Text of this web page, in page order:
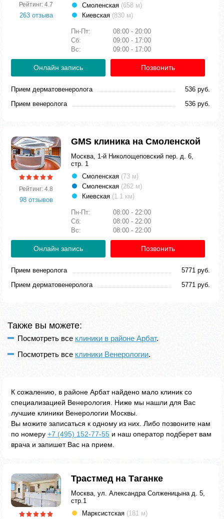
Рейтинг: 4.7
263 отзыва
Смоленская (658 м)
Киевская (830 м)
Пн-Пт:
08:00 - 20:00
Сб:
09:00 - 17:00
Вс:
09:00 - 17:00
Онлайн запись Позвонить
Прием дерматовенеролога
536 руб.
Прием венеролога
536 руб.
Рейтинг: 4.8
98 отзывов
GMS клиника на Смоленской
Москва, 1-й Николощеповский пер. д. 6,
стр. 1
Смоленская (73 м)
Смоленская (262 м)
Киевская (1.1 км)
Пн-Пт:
08:00 - 22:00
Сб:
08:00 - 22:00
Вс:
08:00 - 22:00
Онлайн запись Позвонить
Прием венеролога
5771 руб.
Прием дерматовенеролога
5771 руб.
Также вы можете:
Посмотреть все клиники в районе Арбат.
Посмотреть все клиники Венерологии.
К сожалению, в районе Арбат найдено мало клиник со
специализацией Венерология. Ниже мы нашли для Вас
лучшие клиники Венерологии Москвы.
Вы можите записаться к одному из них. Либо позвоните нам
по номеру +7 (495) 152-77-55 и наш оператор подберет вам
врача и запишет Вас на прием.
Трастмед на Таганке
Москва, ул. Александра Солженицына д. 5,
стр.1
Марксистская (181 м)